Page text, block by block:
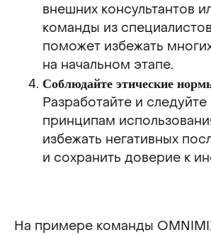
внешних консультантов
команды из
поможет избежать
на начальном этапе.
Соблюдайте этические
Разработайте и
принципам
избежать негативных
и сохранить доверие к
На примере команды